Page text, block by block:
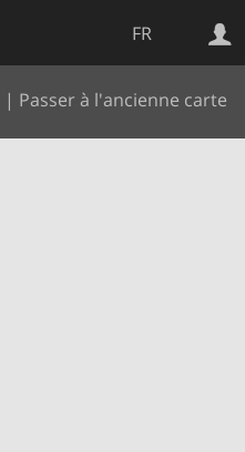
FR
| Passer à l'ancienne carte